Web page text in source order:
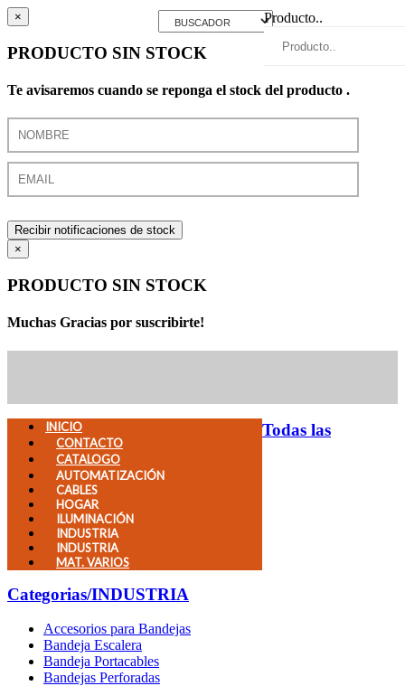
×
PRODUCTO SIN STOCK
Te avisaremos cuando se reponga el stock del producto .
Recibir notificaciones de stock
×
PRODUCTO SIN STOCK
Muchas Gracias por suscribirte!
Producto..
INICIO
CONTACTO
CATALOGO
AUTOMATIZACIÓN
CABLES
HOGAR
ILUMINACIÓN
INDUSTRIA
INDUSTRIA
MAT. VARIOS
Todas las
Categorias/INDUSTRIA
Accesorios para Bandejas
Bandeja Escalera
Bandeja Portacables
Bandejas Perforadas